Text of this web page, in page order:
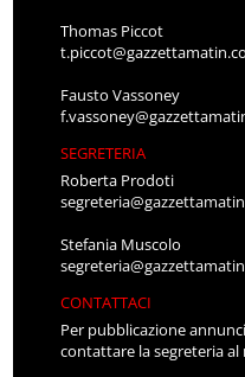
Thomas Piccot
Fausto Vassoney
SEGRETERIA
Roberta Prodoti
Stefania Muscolo
CONTATTACI
Per pubblicazione
contattare la segreteria al